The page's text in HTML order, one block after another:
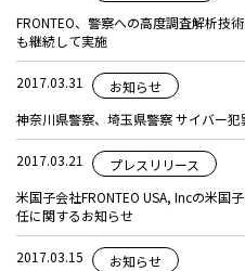
FRONTEO、警察への高度調査解析技
も継続して実施
2017.03.31
お知らせ
神奈川県警察、埼玉県警察 サイバー
2017.03.21
プレスリリース
米国子会社FRONTEO USA, Incの米国
任に関するお知らせ
2017.03.15
お知らせ